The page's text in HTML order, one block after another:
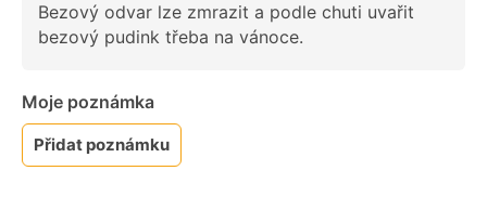
Bezový odvar lze zmrazit a podle chuti uvařit
bezový pudink třeba na vánoce.
Moje poznámka
Přidat poznámku